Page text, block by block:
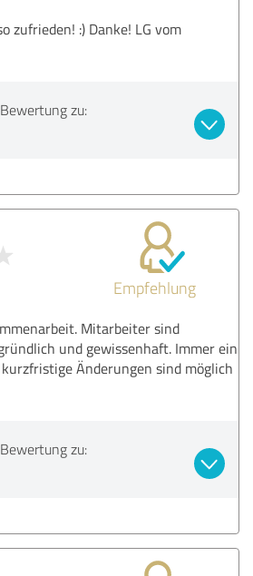
zufrieden! :) Danke! LG vom
zu:
Empfehlung
Mitarbeiter sind
und gewissenhaft. Immer ein
Änderungen sind möglich
zu: